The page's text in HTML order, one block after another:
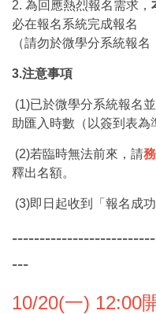
2. 為回應熱烈報名需求，
必在報名系統完成報名
（請勿於微學分系統報
3.注意事項
(1)已於微學分系統報名
助匯入時數（以簽到表為
(2)若臨時無法前來，請
釋出名額。
(3)即日起收到「報名成
---
10/20(一) 12:00